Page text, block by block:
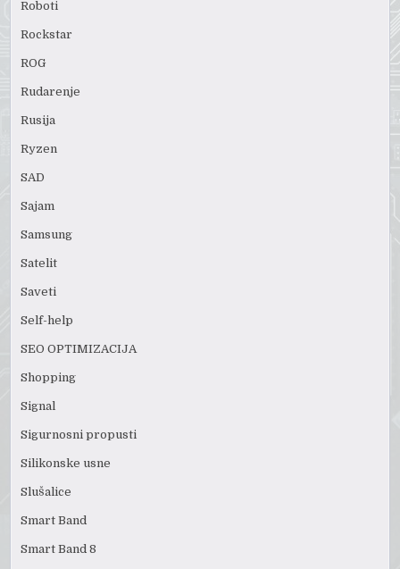
Roboti
Rockstar
ROG
Rudarenje
Rusija
Ryzen
SAD
Sajam
Samsung
Satelit
Saveti
Self-help
SEO OPTIMIZACIJA
Shopping
Signal
Sigurnosni propusti
Silikonske usne
Slušalice
Smart Band
Smart Band 8